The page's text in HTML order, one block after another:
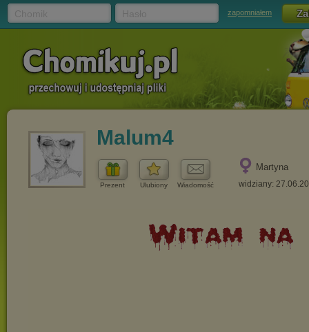
zapomniałem
Malum4
Prezent Ulubiony Wiadomość
Martyna
widziany: